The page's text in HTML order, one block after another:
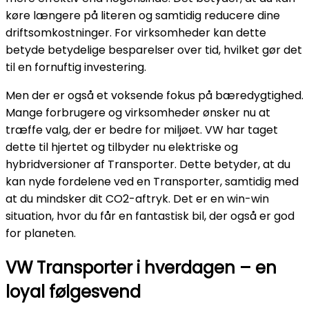
køre længere på literen og samtidig reducere dine
driftsomkostninger. For virksomheder kan dette
betyde betydelige besparelser over tid, hvilket gør det
til en fornuftig investering.
Men der er også et voksende fokus på bæredygtighed.
Mange forbrugere og virksomheder ønsker nu at
træffe valg, der er bedre for miljøet. VW har taget
dette til hjertet og tilbyder nu elektriske og
hybridversioner af Transporter. Dette betyder, at du
kan nyde fordelene ved en Transporter, samtidig med
at du mindsker dit CO2-aftryk. Det er en win-win
situation, hvor du får en fantastisk bil, der også er god
for planeten.
VW Transporter i hverdagen – en
loyal følgesvend